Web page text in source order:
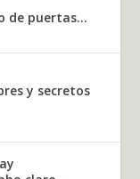
de puertas...
y secretos